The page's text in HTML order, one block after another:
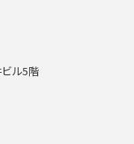
ル5階